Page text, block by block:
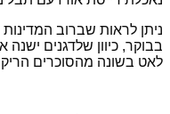
ניתן לראות שברוב
בבוקר, כיוון שלדגנים
לאט בשונה מהסוכרים